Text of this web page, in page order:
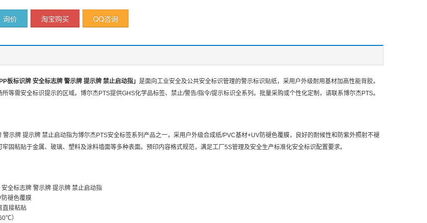
询价 淘宝购买 QQ咨询
板标识牌 安全标志牌 警示牌 提示牌 禁止启动指」 是面向工业安全及公共安全标识管理的警示标识贴纸，采用户外级耐用基材加高性能背胶。
等需安全标识提示的区域。博尔杰PTS提供GHS化学品标签、禁止/警告/指令/提示标识全系列。批量采购或个性化定制，请联系博尔杰PTS。
警示牌 提示牌 禁止启动指为博尔杰PTS安全标签系列产品之一，采用户外级合成纸/PVC基材+UV防褪色覆膜，良好的耐候性和防紫外照射不褪
固粘贴于金属、玻璃、塑料及涂料墙面等多种表面。预印内容格式规范，满足工厂5S管理及安全生产标准化安全标识配置要求。
全标志牌 警示牌 提示牌 禁止启动指
褪色覆膜
直接粘贴
）